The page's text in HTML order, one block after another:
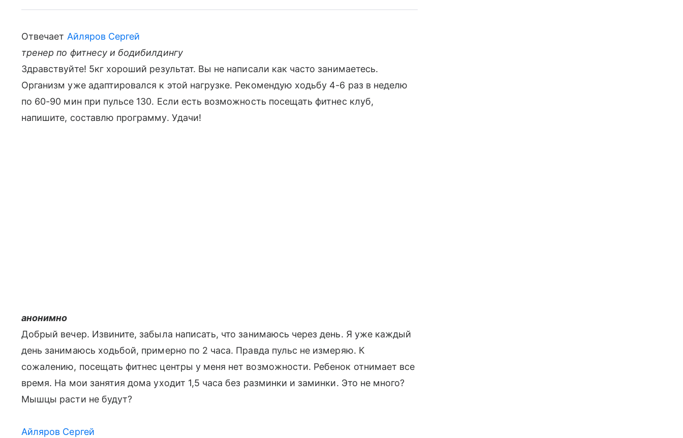
Отвечает Айляров Сергей
тренер по фитнесу и бодибилдингу
Здравствуйте! 5кг хороший результат. Вы не написали как часто занимаетесь.
Организм уже адаптировался к этой нагрузке. Рекомендую ходьбу 4-6 раз в неделю
по 60-90 мин при пульсе 130. Если есть возможность посещать фитнес клуб,
напишите, составлю программу. Удачи!
анонимно
Добрый вечер. Извините, забыла написать, что занимаюсь через день. Я уже каждый
день занимаюсь ходьбой, примерно по 2 часа. Правда пульс не измеряю. К
сожалению, посещать фитнес центры у меня нет возможности. Ребенок отнимает все
время. На мои занятия дома уходит 1,5 часа без разминки и заминки. Это не много?
Мышцы расти не будут?
Айляров Сергей